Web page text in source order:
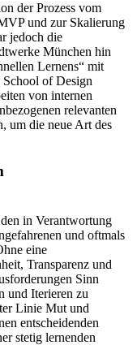
der Prozess vom
und zur Skalierung
jedoch die
München hin
Lernens“ mit
School of Design
von internen
relevanten
um die neue Art des
in Verantwortung
und oftmals
eine
Transparenz und
Sinn
und Iterieren zu
Linie Mut und
entscheidenden
stetig lernenden